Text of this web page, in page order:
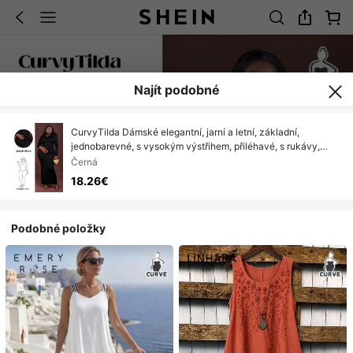
Najít podobné
CurvyTilda Dámské elegantní, jarní a letní, základní,
jednobarevné, s vysokým výstřihem, přiléhavé, s rukávy,
černé, vhodné na každodenní nošení, country koncerty
Černá
18.26€
Podobné položky